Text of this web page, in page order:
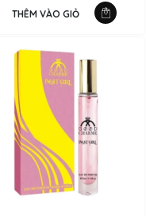
THÊM VÀO GIỎ